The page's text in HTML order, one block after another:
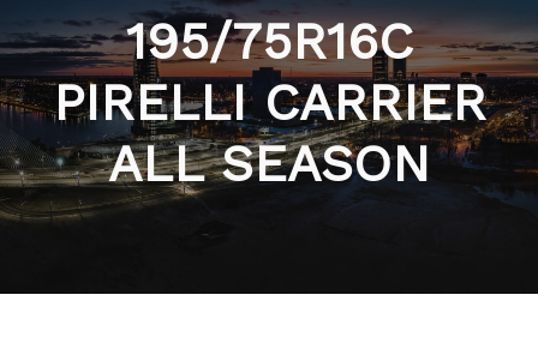
195/75R16C
PIRELLI CARRIER
ALL SEASON